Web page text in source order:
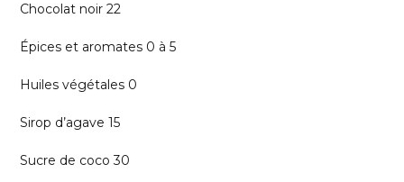
Chocolat noir 22
Épices et aromates 0 à 5
Huiles végétales 0
Sirop d’agave 15
Sucre de coco 30